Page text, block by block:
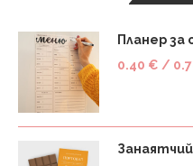
Планер за
0.40 € /